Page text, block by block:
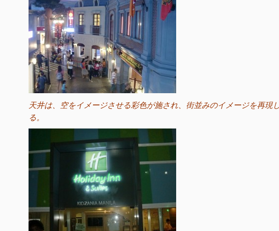
天井は、空をイメージさせる彩色が施され、街並みのイメージを再現
る。